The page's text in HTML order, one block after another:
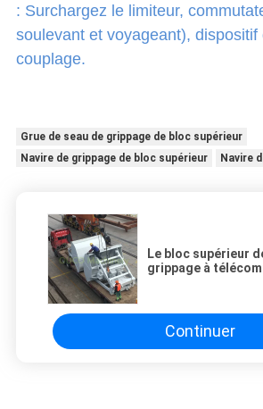
: Surchargez le limiteur,
soulevant et voyageant),
couplage.
Grue de seau de grippage de bloc supérieur
Navire de grippage de bloc supérieur
Navire
Le bloc supérieur
grippage à
Continuer